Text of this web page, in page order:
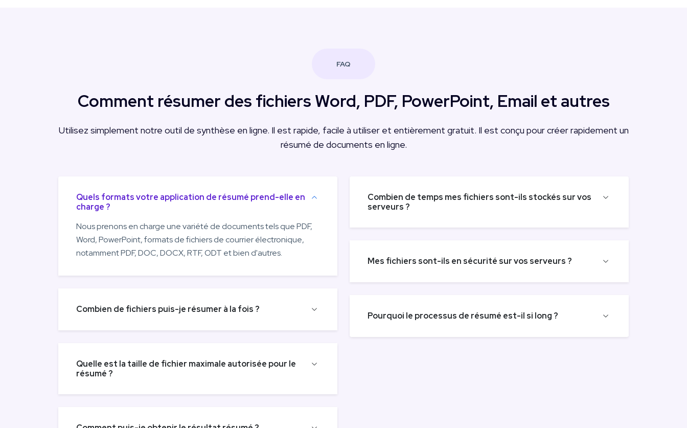
FAQ
Comment résumer des fichiers Word, PDF, PowerPoint, Email et autres
Utilisez simplement notre outil de synthèse en ligne. Il est rapide, facile à utiliser et entièrement gratuit. Il est conçu pour créer rapidement un
résumé de documents en ligne.
Quels formats votre application de résumé prend-elle en
charge ?
Nous prenons en charge une variété de documents tels que PDF,
Word, PowerPoint, formats de fichiers de courrier électronique,
notamment PDF, DOC, DOCX, RTF, ODT et bien d'autres.
Combien de fichiers puis-je résumer à la fois ?
Quelle est la taille de fichier maximale autorisée pour le
résumé ?
Combien de temps mes fichiers sont-ils stockés sur vos
serveurs ?
Mes fichiers sont-ils en sécurité sur vos serveurs ?
Pourquoi le processus de résumé est-il si long ?